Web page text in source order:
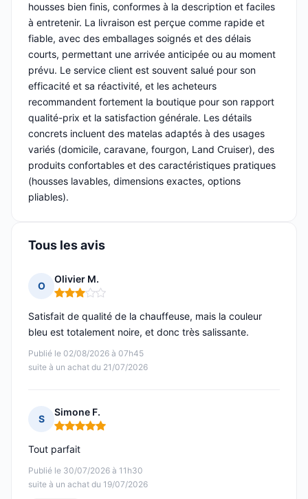
housses bien finis, conformes à la description et faciles
à entretenir. La livraison est perçue comme rapide et
fiable, avec des emballages soignés et des délais
courts, permettant une arrivée anticipée ou au moment
prévu. Le service client est souvent salué pour son
efficacité et sa réactivité, et les acheteurs
recommandent fortement la boutique pour son rapport
qualité-prix et la satisfaction générale. Les détails
concrets incluent des matelas adaptés à des usages
variés (domicile, caravane, fourgon, Land Cruiser), des
produits confortables et des caractéristiques pratiques
(housses lavables, dimensions exactes, options
pliables).
Tous les avis
O
Olivier M.
Note : 3 sur 5
Publié le 02/08/2026 à 07h45
suite à un achat du 21/07/2026
Satisfait de qualité de la chauffeuse, mais la couleur
bleu est totalement noire, et donc très salissante.
S
Simone F.
Note : 5 sur 5
Publié le 30/07/2026 à 11h30
suite à un achat du 19/07/2026
Tout parfait